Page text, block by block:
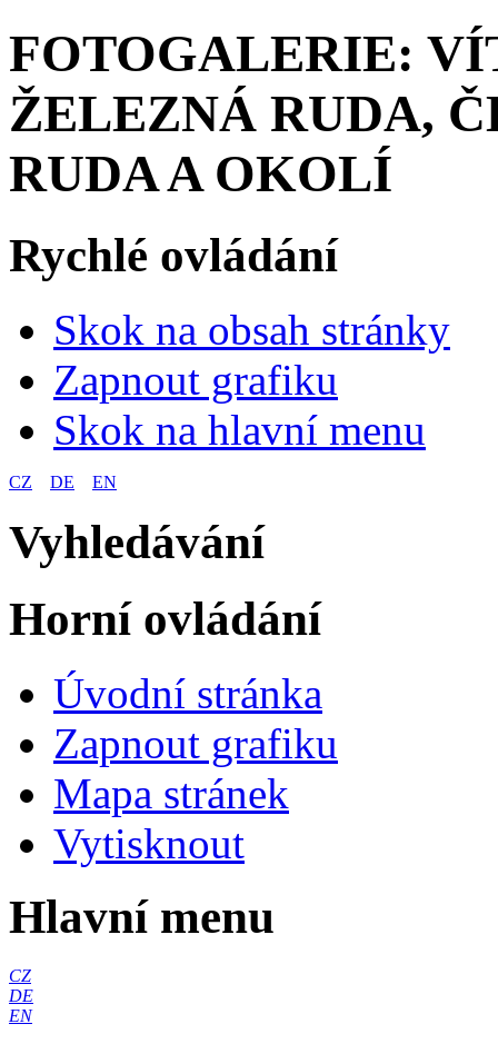
FOTOGALERIE:
ŽELEZNÁ RUDA,
RUDA A OKOLÍ
Rychlé ovládání
Skok na obsah stránky
Zapnout grafiku
Skok na hlavní menu
CZ DE EN
Vyhledávání
Horní ovládání
Úvodní stránka
Zapnout grafiku
Mapa stránek
Vytisknout
Hlavní menu
CZ
DE
EN